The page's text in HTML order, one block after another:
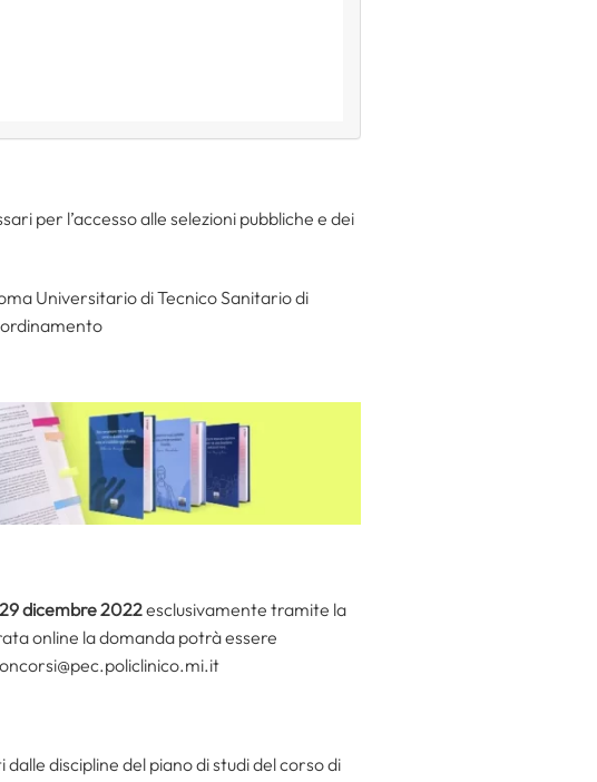
per l’accesso alle selezioni pubbliche e dei
Universitario di Tecnico Sanitario di
dicembre 2022esclusivamente tramite la
online la domanda potrà essere
discipline del piano di studi del corso di